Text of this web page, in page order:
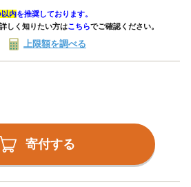
以内を推奨しております。
しく知りたい方はこちらでご確認ください。
上限額を調べる
寄付する